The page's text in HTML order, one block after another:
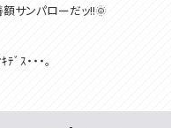
サンパローだッ!!🌞
ｽ・・・。